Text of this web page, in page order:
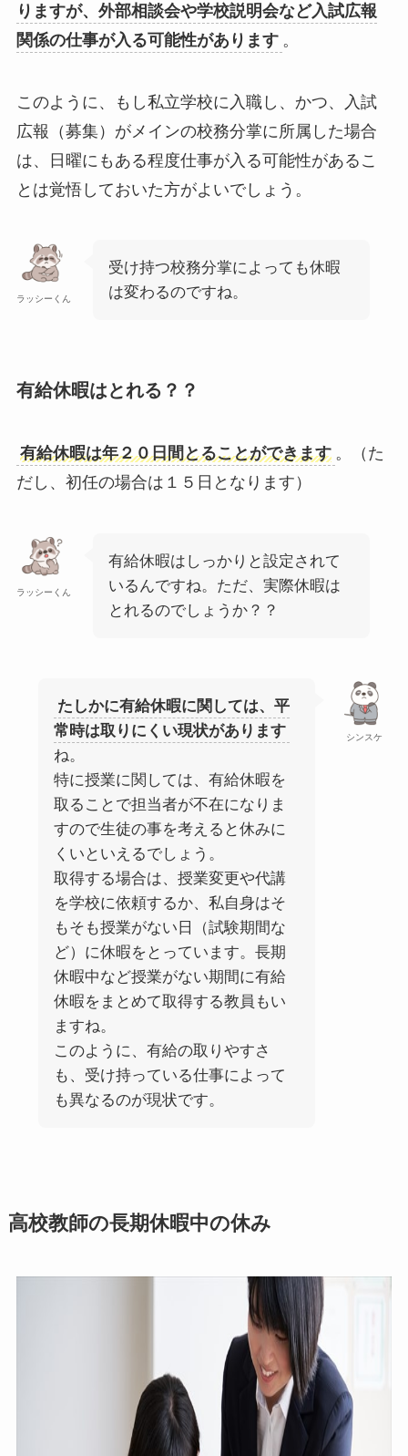
りますが、外部相談会や学校説明会など入試広報
関係の仕事が入る可能性があります 。
このように、もし私立学校に入職し、かつ、入試
広報（募集）がメインの校務分掌に所属した場合
は、日曜にもある程度仕事が入る可能性があるこ
とは覚悟しておいた方がよいでしょう。
ラッシーくん
受け持つ校務分掌によっても休暇
は変わるのですね。
有給休暇はとれる？？
有給休暇は年２０日間とることができます 。（た
だし、初任の場合は１５日となります）
ラッシーくん
有給休暇はしっかりと設定されて
いるんですね。ただ、実際休暇は
とれるのでしょうか？？
シンスケ
たしかに有給休暇に関しては、平
常時は取りにくい現状があります
ね。
特に授業に関しては、有給休暇を
取ることで担当者が不在になりま
すので生徒の事を考えると休みに
くいといえるでしょう。
取得する場合は、授業変更や代講
を学校に依頼するか、私自身はそ
もそも授業がない日（試験期間な
ど）に休暇をとっています。長期
休暇中など授業がない期間に有給
休暇をまとめて取得する教員もい
ますね。
このように、有給の取りやすさ
も、受け持っている仕事によって
も異なるのが現状です。
高校教師の長期休暇中の休み